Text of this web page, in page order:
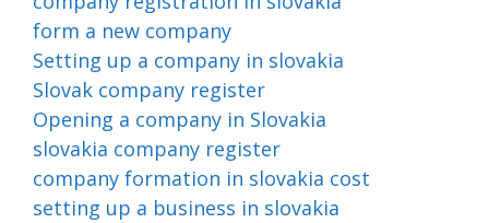
form a new company
Setting up a company in slovakia
Slovak company register
Opening a company in Slovakia
slovakia company register
company formation in slovakia cost
setting up a business in slovakia